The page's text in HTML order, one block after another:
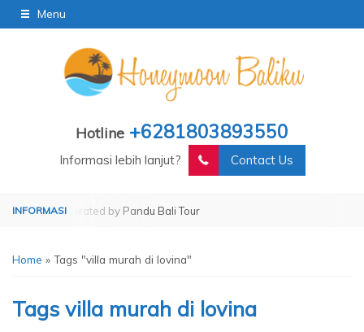
Menu
Hotline +6281803893550
Informasi lebih lanjut? Contact Us
Operated by Pandu Bali Tour
Home » Tags "villa murah di lovina"
Tags villa murah di lovina